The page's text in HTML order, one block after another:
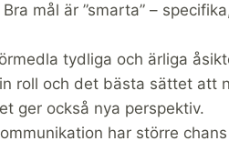
mål är ”smarta” –
tydliga och ärliga
roll och det bästa sättet att
ger också nya perspektiv.
har större